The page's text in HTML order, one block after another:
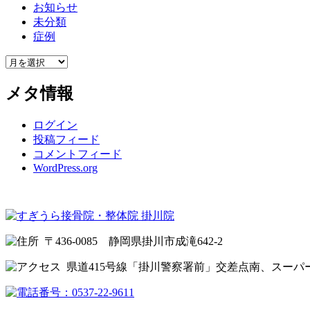
お知らせ
未分類
症例
メタ情報
ログイン
投稿フィード
コメントフィード
WordPress.org
〒436-0085 静岡県掛川市成滝642-2
県道415号線「掛川警察署前」交差点南、スーパ